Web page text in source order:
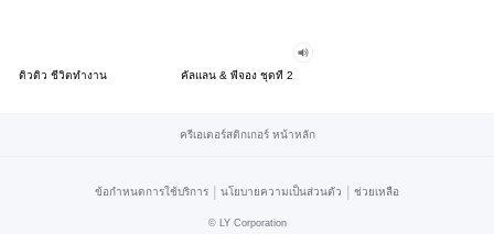
ดิวดิว ชีวิตทำงาน คัลแลน & พี่จอง ชุดที่ 2
ครีเอเตอร์สติกเกอร์ หน้าหลัก
ข้อกำหนดการใช้บริการ | นโยบายความเป็นส่วนตัว | ช่วยเหลือ
© LY Corporation